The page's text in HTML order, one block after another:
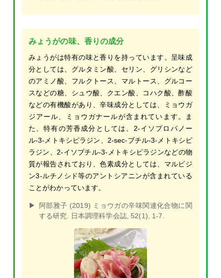
みょうがの味、香りの成分
みょうがは特有の味と香りを持っています。呈味成
分としては、グルタミン酸、セリン、グリシンなど
のアミノ酸、フルクトース、マルトース、グルコー
スなどの糖、シュウ酸、クエン酸、コハク酸、酢酸
などの有機酸があり、辛味成分としては、ミョウガ
ジアール、ミョウガナールが含まれています。ま
た、特有の芳香成分としては、2-イソプロパノー
ル-3-メトキシピラジン、2-sec-ブチル-3-メトキシピ
ラジン、2-イソブチル-3-メトキシピラジンなどの物
質が報告されており、色素成分としては、マルビジ
ン3-ルチノシド等のアントシアニンが含まれている
ことがわかっています。
阿部雅子 (2019) ミョウガの辛味関連化合物に関
する研究. 日本調理科学会誌, 52(1), 1-7.